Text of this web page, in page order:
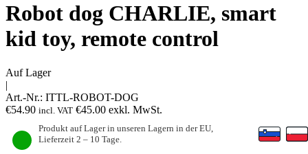
Robot dog CHARLIE, smart
kid toy, remote control
Auf Lager
|
Art.-Nr.: ITTL-ROBOT-DOG
€54.90 incl. VAT €45.00 exkl. MwSt.
Produkt auf Lager in unseren Lagern in der EU,
Lieferzeit 2 – 10 Tage.